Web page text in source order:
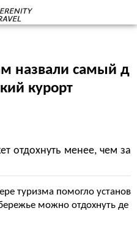
назвали самый д
курорт
отдохнуть менее, чем за
туризма помогло установ
можно отдохнуть де